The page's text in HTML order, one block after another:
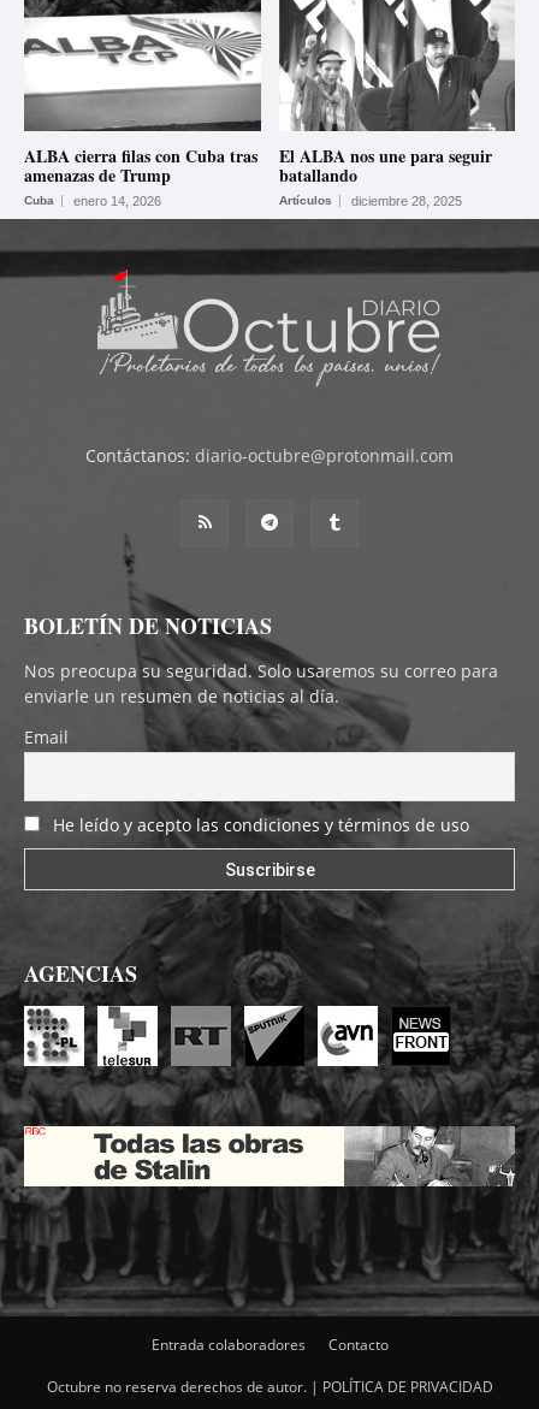
ALBA cierra filas con Cuba tras
amenazas de Trump
Cuba enero 14, 2026
El ALBA nos une para seguir
batallando
Artículos diciembre 28, 2025
Contáctanos: diario-octubre@protonmail.com
BOLETÍN DE NOTICIAS
Nos preocupa su seguridad. Solo usaremos su correo para
enviarle un resumen de noticias al día.
Email
He leído y acepto las condiciones y términos de uso
AGENCIAS
Entrada colaboradores Contacto
Octubre no reserva derechos de autor. | POLÍTICA DE PRIVACIDAD